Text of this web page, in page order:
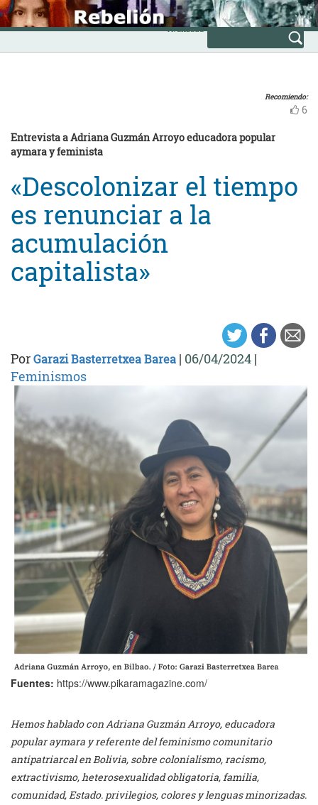
Skip
to
content
INICIO
Avanzada
Recomiendo:
6
Entrevista a Adriana Guzmán Arroyo educadora popular
aymara y feminista
«Descolonizar el tiempo
es renunciar a la
acumulación
capitalista»
PorGarazi Basterretxea Barea | 06/04/2024 |
Feminismos
Fuentes: https://www.pikaramagazine.com/
Hemos hablado con Adriana Guzmán Arroyo, educadora
popular aymara y referente del feminismo comunitario
antipatriarcal en Bolivia, sobre colonialismo, racismo,
extractivismo, heterosexualidad obligatoria, familia,
comunidad, Estado. privilegios, colores y lenguas minorizadas.